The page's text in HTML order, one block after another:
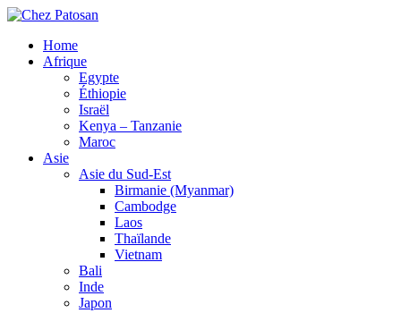
Home
Afrique
Egypte
Éthiopie
Israël
Kenya – Tanzanie
Maroc
Asie
Asie du Sud-Est
Birmanie (Myanmar)
Cambodge
Laos
Thaïlande
Vietnam
Bali
Inde
Japon